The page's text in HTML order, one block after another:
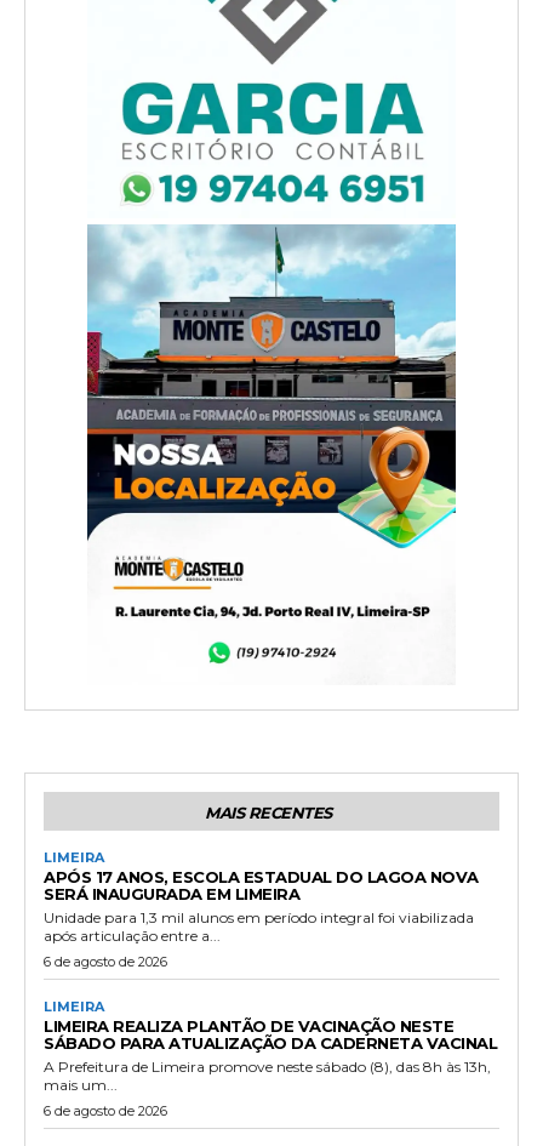
MAIS RECENTES
LIMEIRA
APÓS 17 ANOS, ESCOLA ESTADUAL DO LAGOA NOVA
SERÁ INAUGURADA EM LIMEIRA
Unidade para 1,3 mil alunos em período integral foi viabilizada
após articulação entre a...
6 de agosto de 2026
LIMEIRA
LIMEIRA REALIZA PLANTÃO DE VACINAÇÃO NESTE
SÁBADO PARA ATUALIZAÇÃO DA CADERNETA VACINAL
A Prefeitura de Limeira promove neste sábado (8), das 8h às 13h,
mais um...
6 de agosto de 2026